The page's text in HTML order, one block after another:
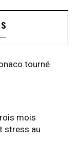
tourné
mois
stress au